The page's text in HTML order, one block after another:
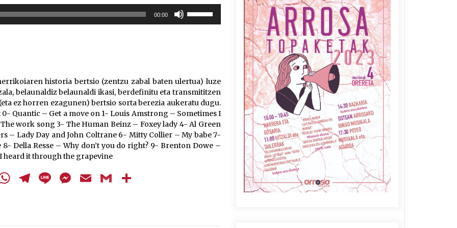
Arrosa sareko IX. topaketak!
Azaroak 6 Iurretan Arrosa
sarearen IX. topaketak
2021/10/04
Berria egunkarian
elkarrizketa Arrosaren 20
urteez
2021/07/06
Zebrabidearen denboraldi
amaiera EHZtik
2021/07/01
Arrosaren laburpen bideoa
Hamaika Telebistaren eskutik
2021/06/30
00:00
jaisteko.
historia bertsio (zentzu zabal baten ulertua) luze
belaunaldiz belaunaldi ikasi, berdefinitu eta transmititzen
ez horren ezagunen) bertsio sorta berezia aukeratu dugu.
Quantic – Get a move on 1- Louis Amstrong – Sometimes I
work song 3- The Human Beinz – Foxey lady 4- Al Green
– Lady Day and John Coltrane 6- Mitty Collier – My babe 7-
Della Resse – Why don’t you do right? 9- Brenton Dowe –
heard it through the grapevine
WhatsApp
Telegram
LineMessenger
EmailGmail